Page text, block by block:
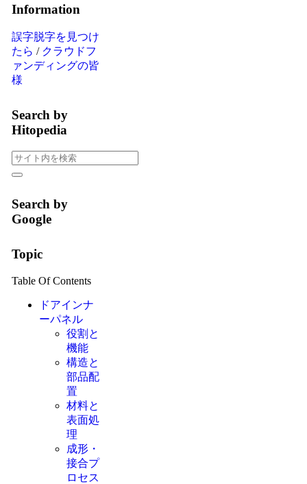
Information
誤字脱字を見つけ
たら / クラウドフ
ァンディングの皆
様
Search by
Hitopedia
Search by
Google
Topic
Table Of Contents
ドアインナ
ーパネル
役割と
機能
構造と
部品配
置
材料と
表面処
理
成形・
接合プ
ロセス